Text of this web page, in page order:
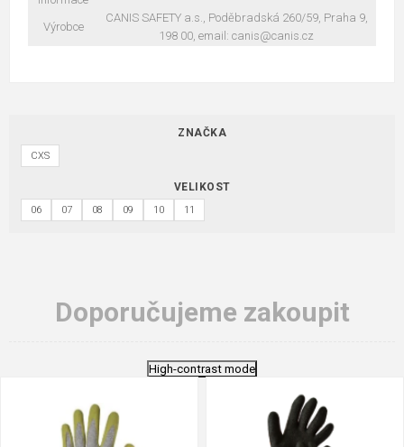
Výrobce
CANIS SAFETY a.s., Poděbradská 260/59, Praha 9,
198 00, email: canis@canis.cz
ZNAČKA
CXS
VELIKOST
06 07 08 09 10 11
Doporučujeme zakoupit
High-contrast mode